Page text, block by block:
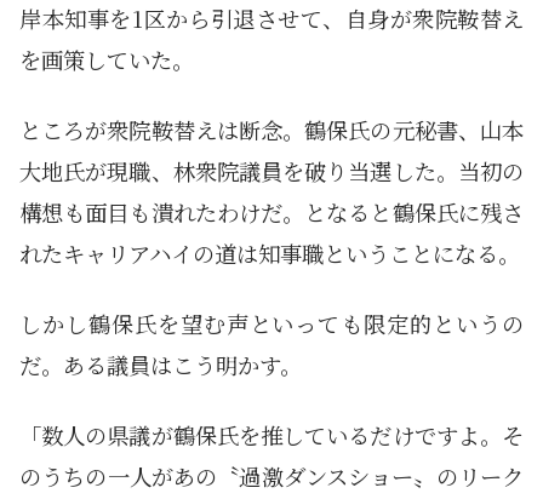
岸本知事を1区から引退させて、自身が衆院鞍替え
を画策していた。
ところが衆院鞍替えは断念。鶴保氏の元秘書、山本
大地氏が現職、林衆院議員を破り当選した。当初の
構想も面目も潰れたわけだ。となると鶴保氏に残さ
れたキャリアハイの道は知事職ということになる。
しかし鶴保氏を望む声といっても限定的というの
だ。ある議員はこう明かす。
「数人の県議が鶴保氏を推しているだけですよ。そ
のうちの一人があの〝過激ダンスショー〟のリーク